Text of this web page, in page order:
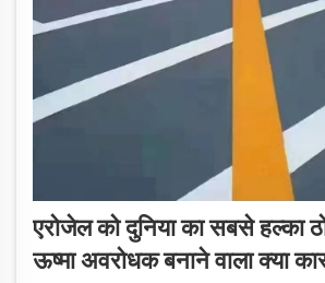
एरोजेल को दुनिया का सबसे हल्का
ऊष्मा अवरोधक बनाने वाला क्या